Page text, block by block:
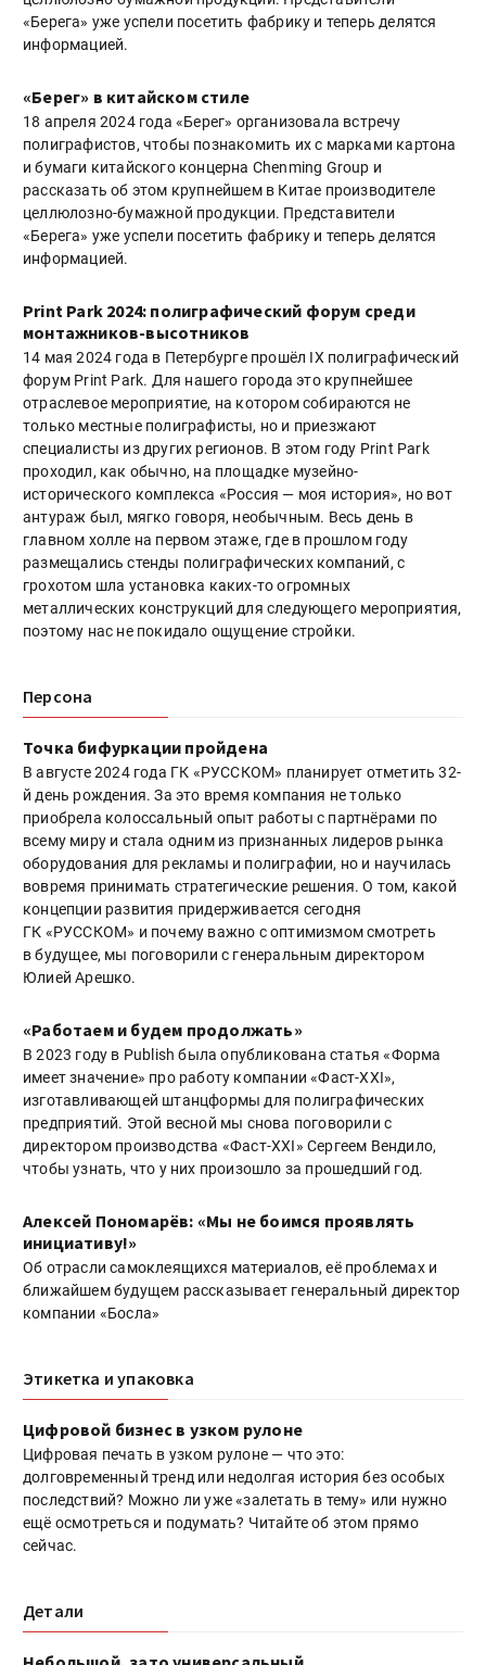
«Берега» уже успели посетить фабрику и теперь делятся
информацией.
«Берег» в китайском стиле
18 апреля 2024 года «Берег» организовала встречу
полиграфистов, чтобы познакомить их с марками картона
и бумаги китайского концерна Chenming Group и
рассказать об этом крупнейшем в Китае производителе
целлюлозно-бумажной продукции. Представители
«Берега» уже успели посетить фабрику и теперь делятся
информацией.
Print Park 2024: полиграфический форум среди
монтажников-высотников
14 мая 2024 года в Петербурге прошёл IX полиграфический
форум Print Park. Для нашего города это крупнейшее
отраслевое мероприятие, на котором собираются не
только местные полиграфисты, но и приезжают
специалисты из других регионов. В этом году Print Park
проходил, как обычно, на площадке музейно-
исторического комплекса «Россия — моя история», но вот
антураж был, мягко говоря, необычным. Весь день в
главном холле на первом этаже, где в прошлом году
размещались стенды полиграфических компаний, с
грохотом шла установка каких-то огромных
металлических конструкций для следующего мероприятия,
поэтому нас не покидало ощущение стройки.
Персона
Точка бифуркации пройдена
В августе 2024 года ГК «РУССКОМ» планирует отметить 32-
й день рождения. За это время компания не только
приобрела колоссальный опыт работы с партнёрами по
всему миру и стала одним из признанных лидеров рынка
оборудования для рекламы и полиграфии, но и научилась
вовремя принимать стратегические решения. О том, какой
концепции развития придерживается сегодня
ГК «РУССКОМ» и почему важно с оптимизмом смотреть
в будущее, мы поговорили с генеральным директором
Юлией Арешко.
«Работаем и будем продолжать»
В 2023 году в Publish была опубликована статья «Форма
имеет значение» про работу компании «Фаст-XXI»,
изготавливающей штанцформы для полиграфических
предприятий. Этой весной мы снова поговорили с
директором производства «Фаст-XXI» Сергеем Вендило,
чтобы узнать, что у них произошло за прошедший год.
Алексей Пономарёв: «Мы не боимся проявлять
инициативу!»
Об отрасли самоклеящихся материалов, её проблемах и
ближайшем будущем рассказывает генеральный директор
компании «Босла»
Этикетка и упаковка
Цифровой бизнес в узком рулоне
Цифровая печать в узком рулоне — что это:
долговременный тренд или недолгая история без особых
последствий? Можно ли уже «залетать в тему» или нужно
ещё осмотреться и подумать? Читайте об этом прямо
сейчас.
Детали